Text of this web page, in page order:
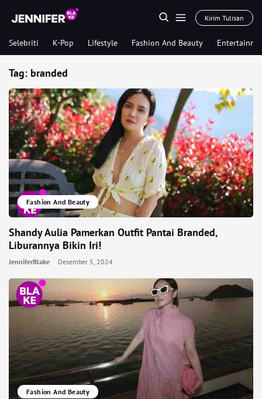
Kirim Tulisan
Selebriti K-Pop Lifestyle Fashion And Beauty
Tag: branded
Fashion And Beauty
Shandy Aulia Pamerkan Outfit Pantai Branded,
Liburannya Bikin Iri!
JenniferBlake Desember 5, 2024
Fashion And Beauty